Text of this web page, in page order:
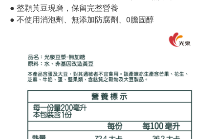
● 整顆黃豆現磨，保留完整營養
● 不使用消泡劑、無添加防腐劑、0膽固醇